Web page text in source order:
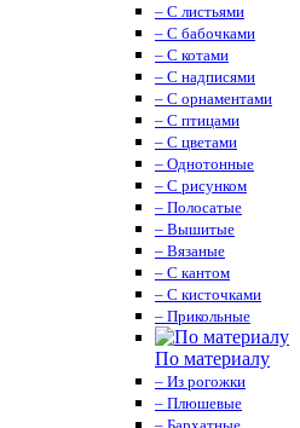
– С листьями
– С бабочками
– С котами
– С надписями
– С орнаментами
– С птицами
– С цветами
– Однотонные
– С рисунком
– Полосатые
– Вышитые
– Вязаные
– С кантом
– С кисточками
– Прикольные
По материалу
– Из рогожки
– Плюшевые